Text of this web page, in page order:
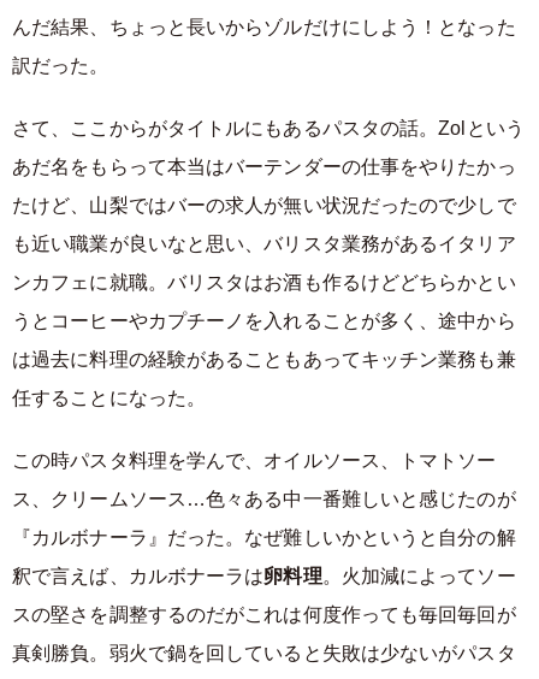
んだ結果、ちょっと長いからゾルだけにしよう！となった
訳だった。
さて、ここからがタイトルにもあるパスタの話。Zolという
あだ名をもらって本当はバーテンダーの仕事をやりたかっ
たけど、山梨ではバーの求人が無い状況だったので少しで
も近い職業が良いなと思い、バリスタ業務があるイタリア
ンカフェに就職。バリスタはお酒も作るけどどちらかとい
うとコーヒーやカプチーノを入れることが多く、途中から
は過去に料理の経験があることもあってキッチン業務も兼
任することになった。
この時パスタ料理を学んで、オイルソース、トマトソー
ス、クリームソース…色々ある中一番難しいと感じたのが
『カルボナーラ』だった。なぜ難しいかというと自分の解
釈で言えば、カルボナーラは卵料理。火加減によってソー
スの堅さを調整するのだがこれは何度作っても毎回毎回が
真剣勝負。弱火で鍋を回していると失敗は少ないがパスタ